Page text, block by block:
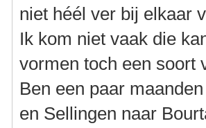
niet héél ver bij elkaar
Ik kom niet vaak die
vormen toch een soort
Ben een paar
en Sellingen naar